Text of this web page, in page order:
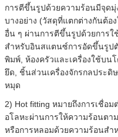
การตีขึ้นรูปด้วยความร้อนมีจุด
บางอย่าง (วัสดุที่แตกต่างกันต้อ
อื่น ๆ ผ่านการตีขึ้นรูปด้วยการ
สำหรับอินสแตนซ์การอัดขึ้นรูป
พิมพ์, ห้องครัวและเครื่องใช้บน
ยึด, ชิ้นส่วนเครื่องจักรกลประดิ
หมุด
2) Hot fitting หมายถึงการเชื่อ
อโลหะผ่านการให้ความร้อนตา
หรือการหลอมด้วยความร้อนส